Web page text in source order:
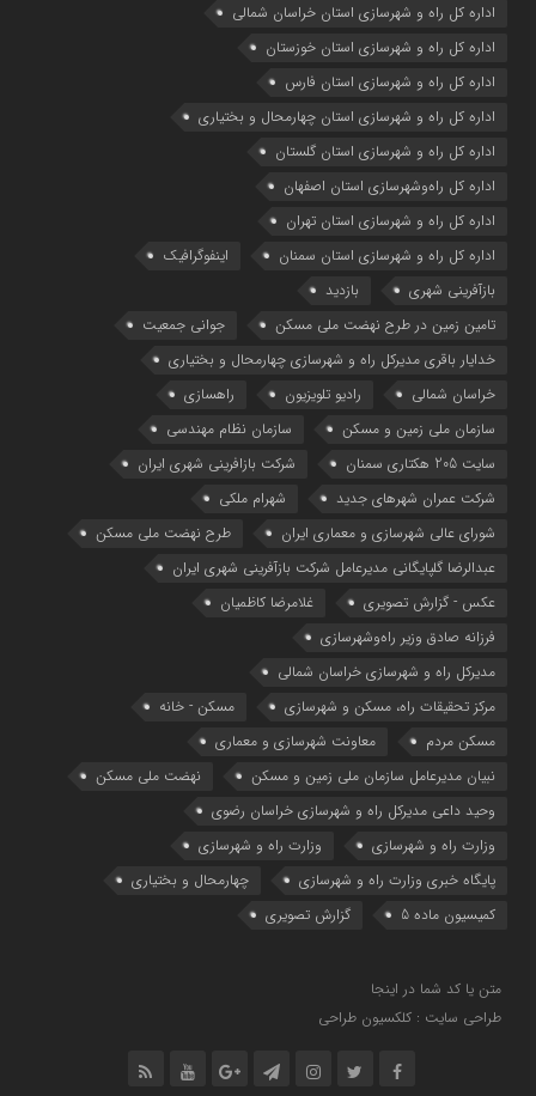
اداره كل راه و شهرسازي استان خراسان شمالي
اداره كل راه و شهرسازي استان خوزستان
اداره كل راه و شهرسازي استان فارس
اداره كل راه و شهرسازي استان چهارمحال و بختياري
اداره كل راه و شهرسازي استان گلستان
اداره كل راه‌و‌شهرسازي استان اصفهان
اداره کل راه و شهرسازی استان تهران
اداره کل راه و شهرسازی استان سمنان
اینفوگرافیک
بازآفرینی شهری
بازدید
تامین زمین در طرح نهضت ملی مسکن
جوانی جمعیت
خدایار باقری مدیرکل راه و شهرسازی چهارمحال و بختیاری
خراسان شمالی
رادیو تلویزیون
راهسازی
سازمان ملی زمین و مسکن
سازمان نظام مهندسی
سایت 205 هکتاری سمنان
شرکت بازافرینی شهری ایران
شرکت عمران شهرهای جدید
شهرام ملکی
شوراي عالي شهرسازی و معماري ايران
طرح نهضت ملی مسکن
عبدالرضا گلپایگانی مدیرعامل شرکت بازآفرینی شهری ایران
عکس - گزارش تصویری
غلامرضا کاظمیان
فرزانه صادق وزیر راه‌وشهرسازی
مدیرکل راه و شهرسازی خراسان شمالی
مرکز تحقیقات راه، مسکن و شهرسازی
مسکن - خانه
مسکن مردم
معاونت شهرسازي و معماري
نبیان مدیرعامل سازمان ملی زمین و مسکن
نهضت ملی مسکن
وحید داعی مدیرکل راه و شهرسازی خراسان رضوی
وزارت راه و شهرسازي
وزارت راه و شهرسازی
پایگاه خبری وزارت راه و شهرسازی
چهارمحال و بختیاری
کمیسیون ماده 5
گزارش تصویری
متن یا کد شما در اینجا
طراحی سایت : کلکسیون طراحی